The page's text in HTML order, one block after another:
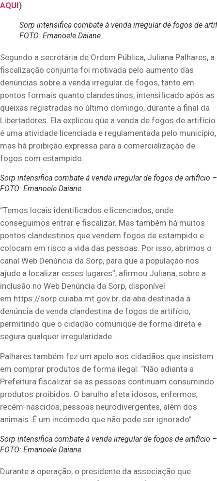
AQUI)
Sorp intensifica combate à venda irregular de fogos de
FOTO: Emanoele Daiane
Segundo a secretária de Ordem Pública, Juliana Palhares, a
fiscalização conjunta foi motivada pelo aumento das
denúncias sobre a venda irregular de fogos, tanto em
pontos formais quanto clandestinos, intensificado após as
queixas registradas no último domingo, durante a final da
Libertadores. Ela explicou que a venda de fogos de artifício
é uma atividade licenciada e regulamentada pelo município,
mas há proibição expressa para a comercialização de
fogos com estampido.
Sorp intensifica combate à venda irregular de fogos de artifício –
FOTO: Emanoele Daiane
“Temos locais identificados e licenciados, onde
conseguimos entrar e fiscalizar. Mas também há muitos
pontos clandestinos que vendem fogos de estampido e
colocam em risco a vida das pessoas. Por isso, abrimos o
canal Web Denúncia da Sorp, para que a população nos
ajude a localizar esses lugares”, afirmou Juliana, sobre a
inclusão no Web Denúncia da Sorp, disponível
em https://sorp.cuiaba.mt.gov.br, da aba destinada à
denúncia de venda clandestina de fogos de artifício,
permitindo que o cidadão comunique de forma direta e
segura qualquer irregularidade.
Palhares também fez um apelo aos cidadãos que insistem
em comprar produtos de forma ilegal: “Não adianta a
Prefeitura fiscalizar se as pessoas continuam consumindo
produtos proibidos. O barulho afeta idosos, enfermos,
recém-nascidos, pessoas neurodivergentes, além dos
animais. É um incômodo que não pode ser ignorado”.
Sorp intensifica combate à venda irregular de fogos de artifício –
FOTO: Emanoele Daiane
Durante a operação, o presidente da associação que